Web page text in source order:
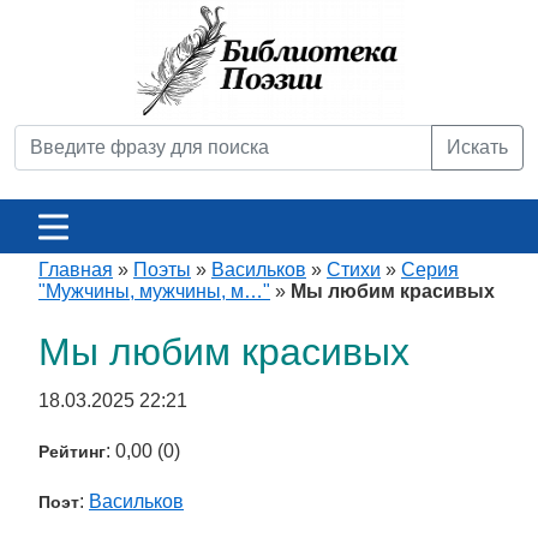
Искать
Главная » Поэты » Васильков » Стихи » Серия
"Мужчины, мужчины, м…" » Мы любим красивых
Мы любим красивых
18.03.2025 22:21
Рейтинг: 0,00 (0)
Поэт: Васильков